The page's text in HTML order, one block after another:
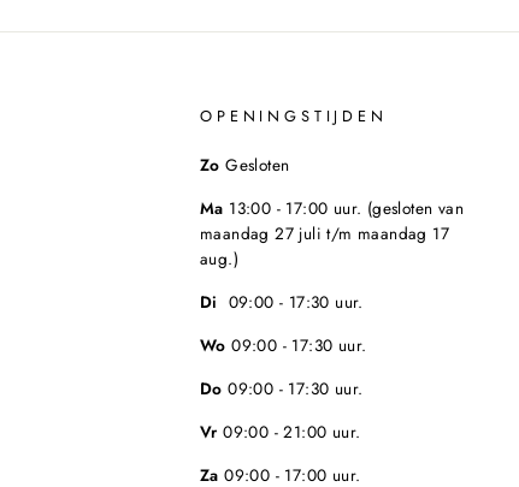
OPENINGSTIJDEN
Zo Gesloten
Ma 13:00 - 17:00 uur. (gesloten van
maandag 27 juli t/m maandag 17
aug.)
Di 09:00 - 17:30 uur.
Wo 09:00 - 17:30 uur.
Do 09:00 - 17:30 uur.
Vr 09:00 - 21:00 uur.
Za 09:00 - 17:00 uur.